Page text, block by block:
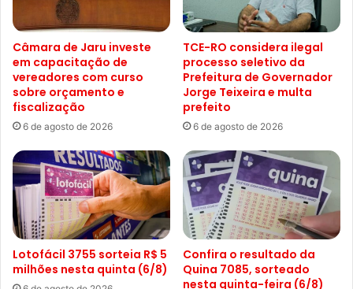
Câmara de Jaru investe
em capacitação de
vereadores com curso
sobre orçamento e
fiscalização
6 de agosto de 2026
TCE-RO considera ilegal
processo seletivo da
Prefeitura de Governador
Jorge Teixeira e multa
prefeito
6 de agosto de 2026
Lotofácil 3755 sorteia R$ 5
milhões nesta quinta (6/8)
Confira o resultado da
Quina 7085, sorteado
nesta quinta-feira (6/8)